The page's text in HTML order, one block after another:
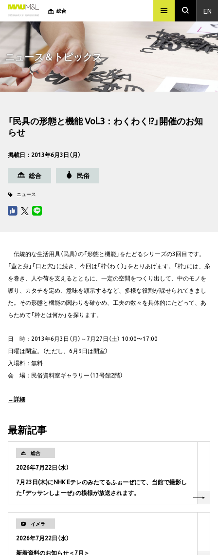
EN
総合
ニュース＆トピックス
「民具の形態と機能 Vol.3：わくわく!?」開催のお知
らせ
掲載日：2013年6月3日（月）
総合 民俗
ニュース
伝統的な生活用具（民具）の「形態と機能」をたどるシリーズの3回目です。
「蓋と身」「口と穴」に続き、今回は「枠（わく）」をとりあげます。「枠」には、糸
を巻き、人や荷を支えるとともに、一定の空間をつくり出して、中のモノを
護り、カタチを定め、意味を顕示するなど、多様な役割が課せられてきまし
た。その形態と機能の関わりを確かめ、工夫の数々を具体的にたどって、あ
らためて「枠とは何か」を探ります。
日 時：2013年6月3日（月）～7月27日（土） 10:00〜17:00
日曜は閉室。（ただし、6月9日は開室）
入場料：無料
会 場：民俗資料室ギャラリー（13号館2階）
→詳細
最新記事
総合
2026年7月22日（水）
7月23日(木)にNHK Eテレのみたてるふぉーぜにて、当館で撮影し
た「デッサンしよーぜ」の模様が放送されます。
イメラ
2026年7月22日（水）
新着資料のお知らせ＜7月＞